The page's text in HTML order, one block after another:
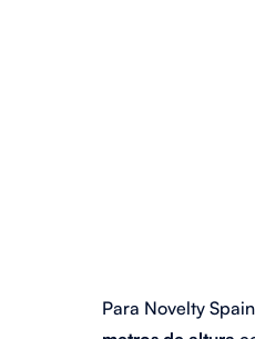
Para Novelty